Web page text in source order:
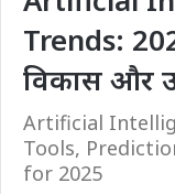
Trends:
विकास और
Artificial
Tools,
for 2025